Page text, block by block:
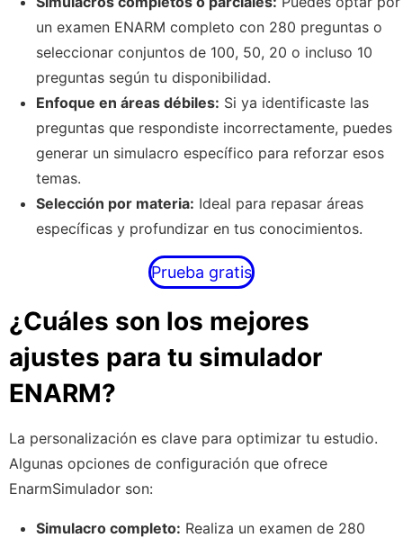
un examen ENARM completo con 280 preguntas o
seleccionar conjuntos de 100, 50, 20 o incluso 10
preguntas según tu disponibilidad.
Enfoque en áreas débiles: Si ya identificaste las
preguntas que respondiste incorrectamente, puedes
generar un simulacro específico para reforzar esos
temas.
Selección por materia: Ideal para repasar áreas
específicas y profundizar en tus conocimientos.
Prueba gratis
¿Cuáles son los mejores
ajustes para tu simulador
ENARM?
La personalización es clave para optimizar tu estudio.
Algunas opciones de configuración que ofrece
EnarmSimulador son:
Simulacro completo: Realiza un examen de 280